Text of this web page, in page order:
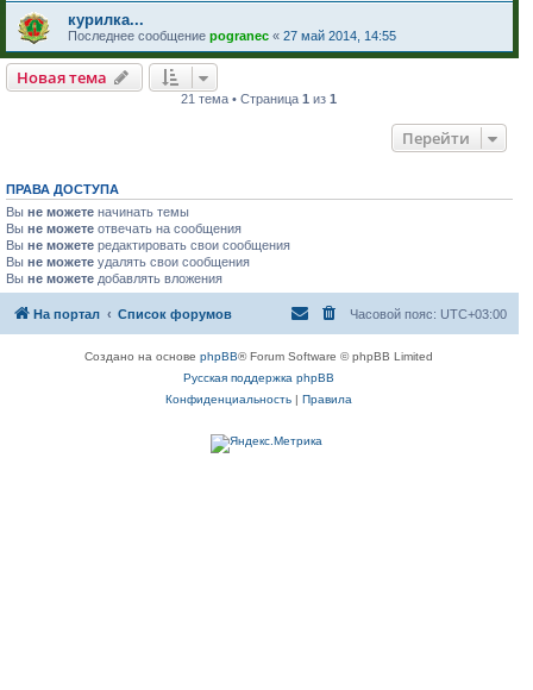
курилка...
Последнее сообщение pogranec « 27 май 2014, 14:55
Новая тема
21 тема • Страница1 из1
Перейти
ПРАВА ДОСТУПА
Вы не можете начинать темы
Вы не можете отвечать на сообщения
Вы не можете редактировать свои сообщения
Вы не можете удалять свои сообщения
Вы не можете добавлять вложения
На портал Список форумов Часовой пояс: UTC+03:00
Создано на основеphpBB® Forum Software © phpBB Limited
Русская поддержка phpBB
Конфиденциальность
Правила